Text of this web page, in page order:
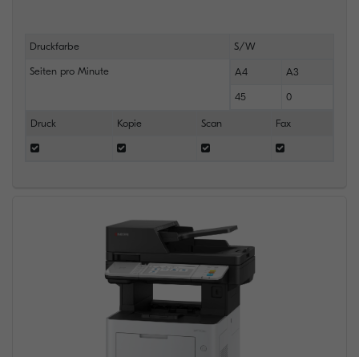
Druckfarbe S/W
Seiten pro Minute A4 A3
45 0
Druck Kopie Scan Fax